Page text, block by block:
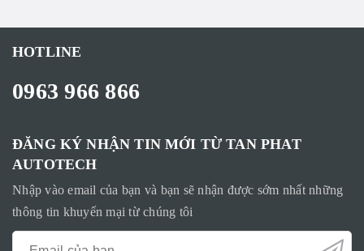
HOTLINE
0963 966 866
ĐĂNG KÝ NHẬN TIN MỚI TỪ TAN PHAT
AUTOTECH
Nhập vào email của bạn và bạn sẽ nhận được sớm nhất những
thông tin khuyến mại từ chúng tôi